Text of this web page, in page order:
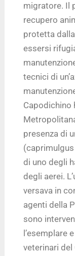
migratore. Il
recupero
protetta
essersi
tecnici di
Capodichino
presenza di
di uno degli
degli aerei.
versava in
agenti della
sono
l’esemplare
veterinari del